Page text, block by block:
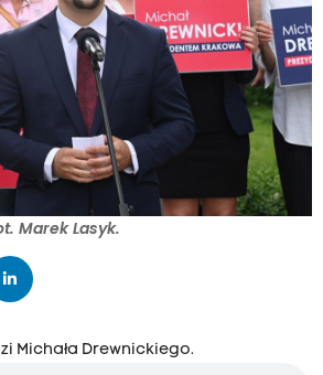
Marek Lasyk.
Michała Drewnickiego.